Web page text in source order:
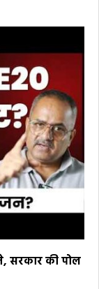
सरकार की पोल